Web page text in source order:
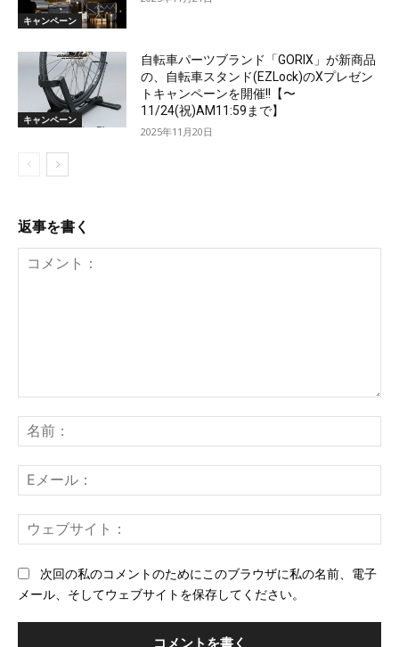
キャンペーン
キャンペーン
自転車パーツブランド「GORIX」が新商品
の、自転車スタンド(EZLock)のXプレゼン
トキャンペーンを開催!!【〜
11/24(祝)AM11:59まで】
2025年11月20日
返事を書く
ン
ト：
前
メ
ー
ェ
次回の私のコメントのためにこのブラウザに私の名前、電子
メール、そしてウェブサイトを保存してください。